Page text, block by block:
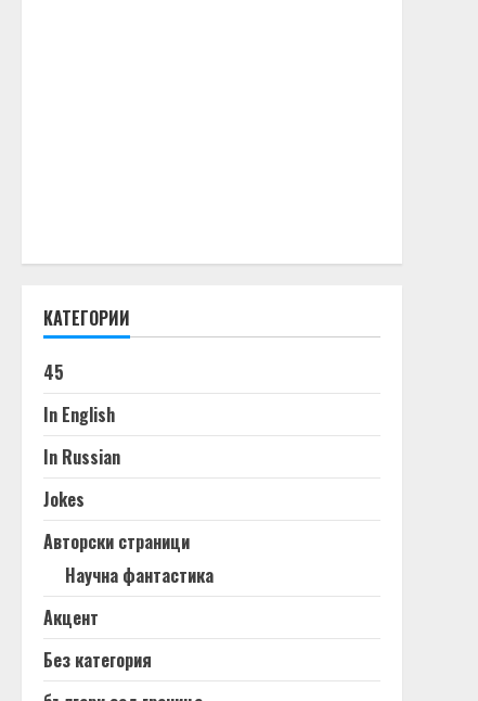
КАТЕГОРИИ
45
In English
In Russian
Jokes
Авторски страници
Научна фантастика
Акцент
Без категория